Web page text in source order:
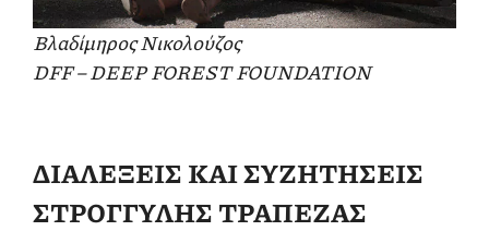
Βλαδίμηρος Νικολούζος
DFF – DEEP FOREST FOUNDATION
ΔΙΑΛΕΞΕΙΣ ΚΑΙ ΣΥΖΗΤΗΣΕΙΣ
ΣΤΡΟΓΓΥΛΗΣ ΤΡΑΠΕΖΑΣ